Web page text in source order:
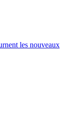
les nouveaux